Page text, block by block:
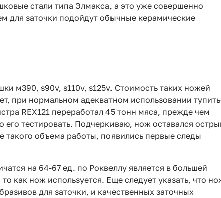
стали типа Элмакса, а это уже совершенно
для заточки подойдут обычные керамические
м390, s90v, s110v, s125v. Стоимость таких ножей
при нормальном адекватном использовании
REX121 переработал 45 тонн мяса, прежде чем
тестировать. Подчеркиваю, нож оставался
такого объема работы, появились первые следы
на 64-67 ед. по Роквеллу является в большей
как нож используется. Еще следует указать, что
для заточки, и качественных заточных